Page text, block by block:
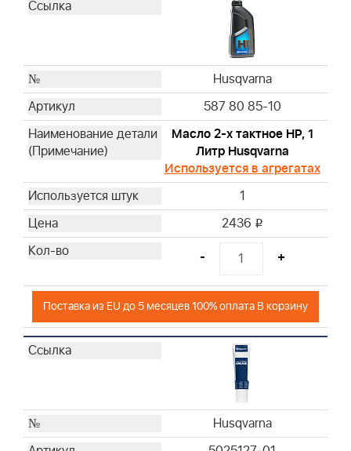
Husqvarna
Husqvarna
Husqvarna
Husqvarna
Husqvarna
Husqvarna
Husqvarna
Husqvarna
Husqvarna
Husqvarna
Husqvarna
Husqvarna
Husqvarna
Husqvarna
Husqvarna
Husqvarna
Husqvarna
Husqvarna
Husqvarna
Husqvarna
Husqvarna
Husqvarna
587 80 85-10
Масло 2-х тактное HP, 1
Литр Husqvarna
Используется в агрегатах
1
2436 i
- +
Поставка из EU до 5 месяцев 100% оплата В корзину
Husqvarna